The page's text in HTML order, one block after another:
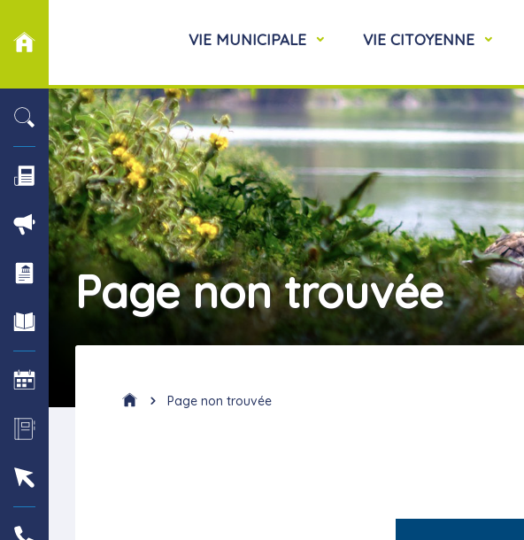
VIE MUNICIPALE VIE CITOYENNE
Page non trouvée
Page non trouvée